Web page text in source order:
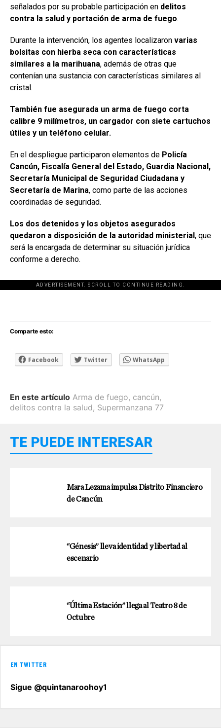
señalados por su probable participación en delitos
contra la salud y portación de arma de fuego.
Durante la intervención, los agentes localizaron varias
bolsitas con hierba seca con características
similares a la marihuana, además de otras que
contenían una sustancia con características similares al
cristal.
También fue asegurada un arma de fuego corta
calibre 9 milímetros, un cargador con siete cartuchos
útiles y un teléfono celular.
En el despliegue participaron elementos de Policía
Cancún, Fiscalía General del Estado, Guardia Nacional,
Secretaría Municipal de Seguridad Ciudadana y
Secretaría de Marina, como parte de las acciones
coordinadas de seguridad.
Los dos detenidos y los objetos asegurados
quedaron a disposición de la autoridad ministerial, que
será la encargada de determinar su situación jurídica
conforme a derecho.
ADVERTISEMENT. SCROLL TO CONTINUE READING.
[adsforwp id="243463"]
Comparte esto:
Facebook Twitter WhatsApp
En este artículo Arma de fuego, cancún,
delitos contra la salud, Supermanzana 77
TE PUEDE INTERESAR
Mara Lezama impulsa Distrito Financiero
de Cancún
“Génesis” lleva identidad y libertad al
escenario
“Última Estación” llega al Teatro 8 de
Octubre
EN TWITTER
Sigue @quintanaroohoy1